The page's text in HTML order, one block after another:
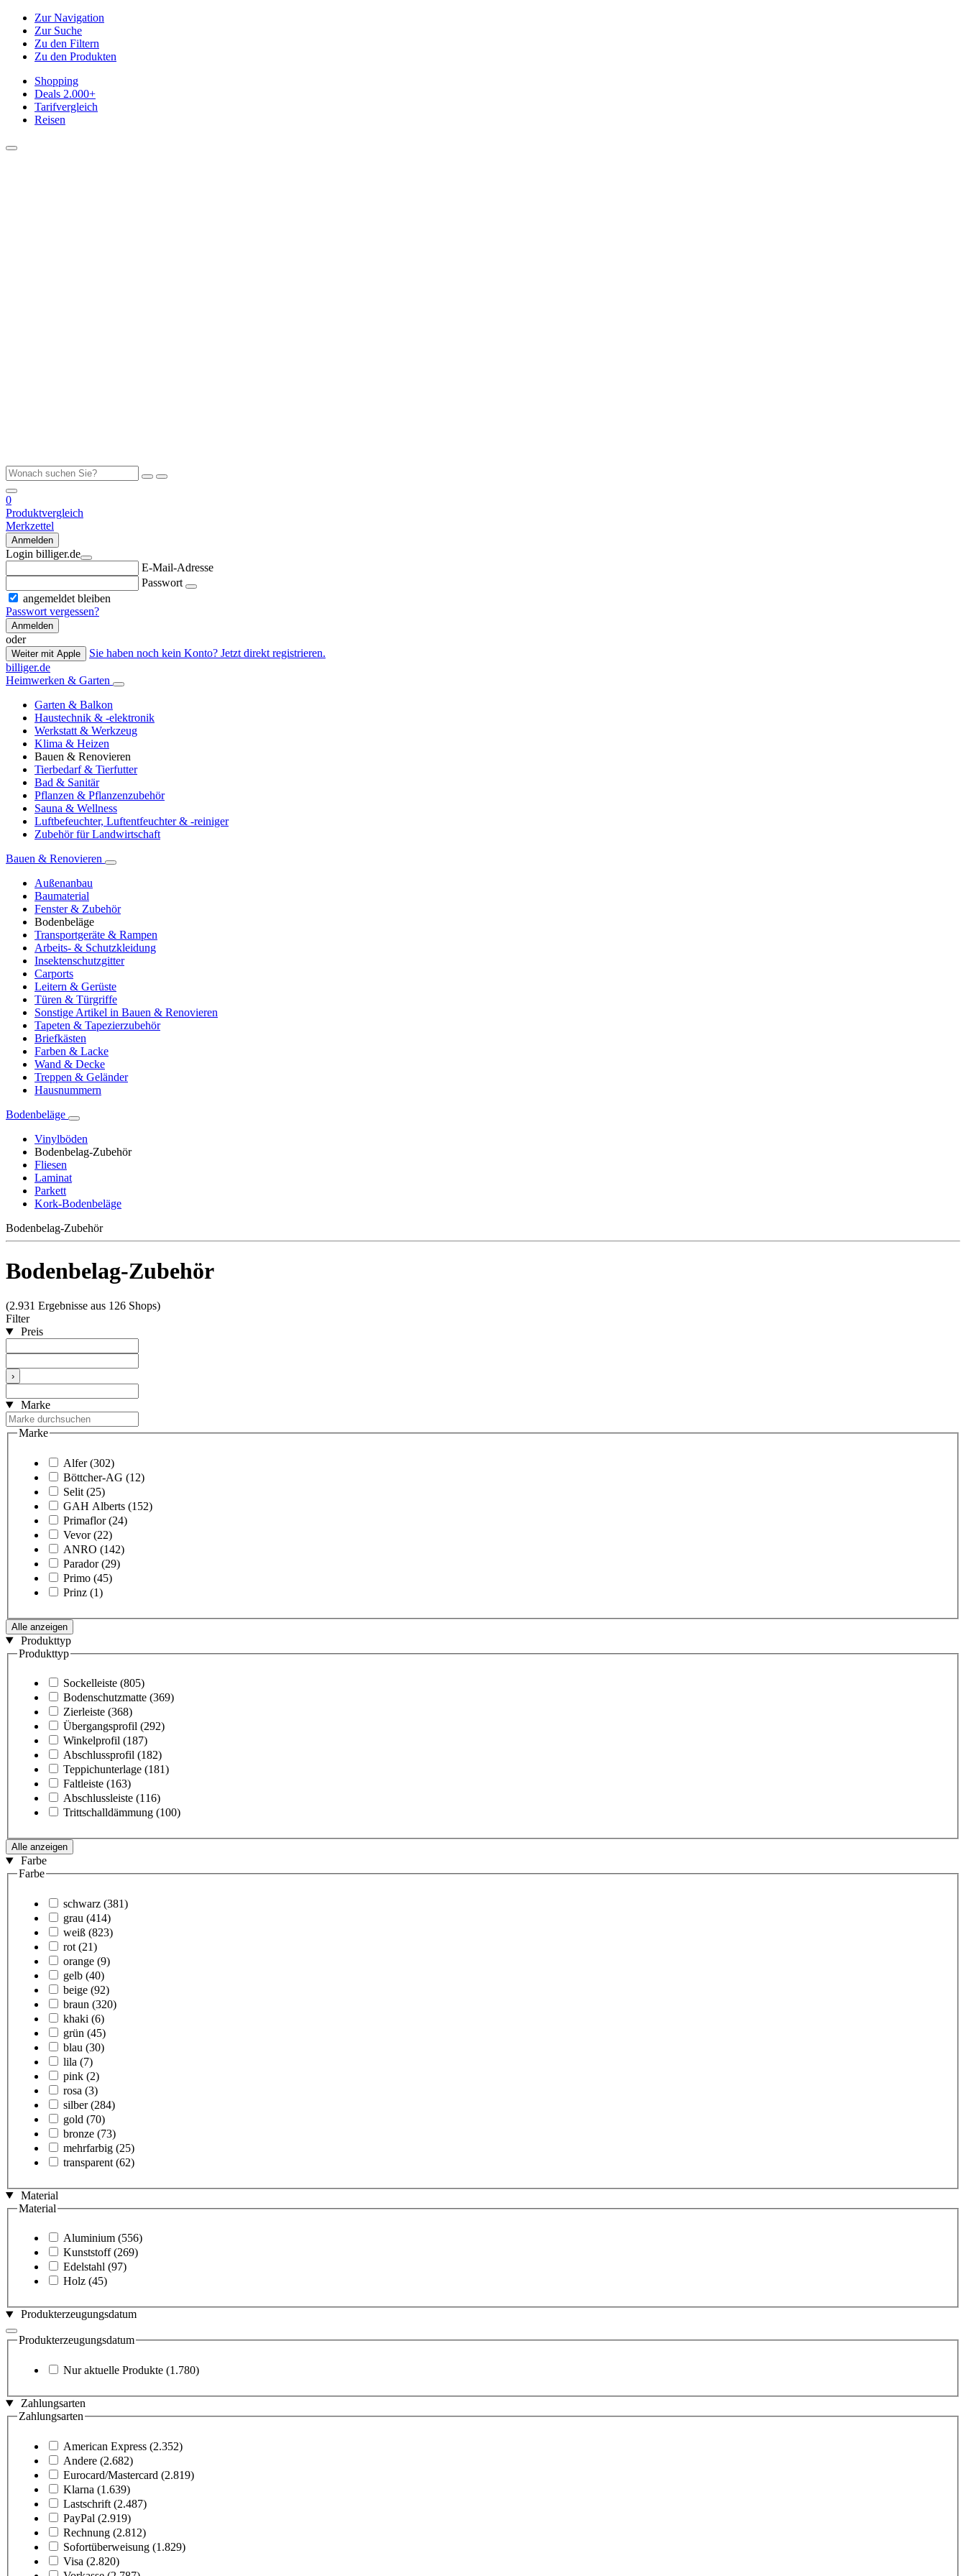
Zur Navigation
Zur Suche
Zu den Filtern
Zu den Produkten
Shopping
Deals 2.000+
Tarifvergleich
Reisen
0
Produktvergleich
Merkzettel
Anmelden
Login billiger.de
E-Mail-Adresse
Passwort
angemeldet bleiben
Passwort vergessen?
Anmelden
oder
Weiter mit Apple
Sie haben noch kein Konto? Jetzt direkt registrieren.
billiger.de
Heimwerken & Garten
Garten & Balkon
Haustechnik & -elektronik
Werkstatt & Werkzeug
Klima & Heizen
Bauen & Renovieren
Tierbedarf & Tierfutter
Bad & Sanitär
Pflanzen & Pflanzenzubehör
Sauna & Wellness
Luftbefeuchter, Luftentfeuchter & -reiniger
Zubehör für Landwirtschaft
Bauen & Renovieren
Außenanbau
Baumaterial
Fenster & Zubehör
Bodenbeläge
Transportgeräte & Rampen
Arbeits- & Schutzkleidung
Insektenschutzgitter
Carports
Leitern & Gerüste
Türen & Türgriffe
Sonstige Artikel in Bauen & Renovieren
Tapeten & Tapezierzubehör
Briefkästen
Farben & Lacke
Wand & Decke
Treppen & Geländer
Hausnummern
Bodenbeläge
Vinylböden
Bodenbelag-Zubehör
Fliesen
Laminat
Parkett
Kork-Bodenbeläge
Bodenbelag-Zubehör
Bodenbelag-Zubehör
(2.931 Ergebnisse aus 126 Shops)
Filter
Preis
›
Marke
Marke
Alfer (302)
Böttcher-AG (12)
Selit (25)
GAH Alberts (152)
Primaflor (24)
Vevor (22)
ANRO (142)
Parador (29)
Primo (45)
Prinz (1)
Alle anzeigen
Produkttyp
Produkttyp
Sockelleiste (805)
Bodenschutzmatte (369)
Zierleiste (368)
Übergangsprofil (292)
Winkelprofil (187)
Abschlussprofil (182)
Teppichunterlage (181)
Faltleiste (163)
Abschlussleiste (116)
Trittschalldämmung (100)
Alle anzeigen
Farbe
Farbe
schwarz (381)
grau (414)
weiß (823)
rot (21)
orange (9)
gelb (40)
beige (92)
braun (320)
khaki (6)
grün (45)
blau (30)
lila (7)
pink (2)
rosa (3)
silber (284)
gold (70)
bronze (73)
mehrfarbig (25)
transparent (62)
Material
Material
Aluminium (556)
Kunststoff (269)
Edelstahl (97)
Holz (45)
Produkterzeugungsdatum
Produkterzeugungsdatum
Nur aktuelle Produkte (1.780)
Zahlungsarten
Zahlungsarten
American Express (2.352)
Andere (2.682)
Eurocard/Mastercard (2.819)
Klarna (1.639)
Lastschrift (2.487)
PayPal (2.919)
Rechnung (2.812)
Sofortüberweisung (1.829)
Visa (2.820)